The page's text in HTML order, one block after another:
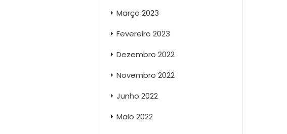
Março 2023
Fevereiro 2023
Dezembro 2022
Novembro 2022
Junho 2022
Maio 2022